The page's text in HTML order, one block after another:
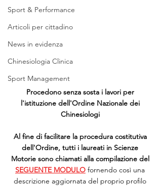
Sport & Performance
Articoli per cittadino
News in evidenza
Chinesiologia Clinica
Sport Management
Procedono senza sosta i lavori per
l'istituzione dell'Ordine Nazionale dei
Chinesiologi
Al fine di facilitare la procedura costitutiva
dell'Ordine, tutti i laureati in Scienze
Motorie sono chiamati alla compilazione del
SEGUENTE MODULO fornendo così una
descrizione aggiornata del proprio profilo